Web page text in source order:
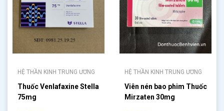
HỆ THẦN KINH TRUNG ƯƠNG
Thuốc Venlafaxine Stella
75mg
HỆ THẦN KINH TRUNG ƯƠNG
Viên nén bao phim Thuốc
Mirzaten 30mg